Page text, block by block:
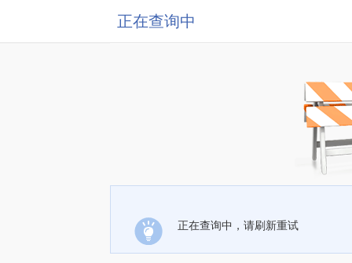
正在查询中
正在查询中，请刷新重试